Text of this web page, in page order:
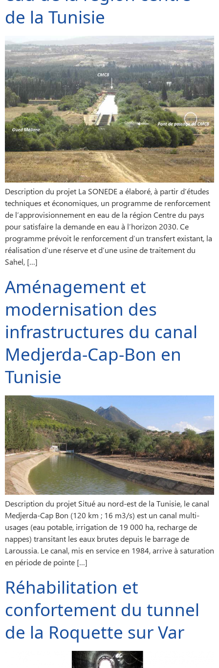
de la Tunisie
Description du projet La SONEDE a élaboré, à partir d’études
techniques et économiques, un programme de renforcement
de l’approvisionnement en eau de la région Centre du pays
pour satisfaire la demande en eau à l’horizon 2030. Ce
programme prévoit le renforcement d’un transfert existant, la
réalisation d’une réserve et d’une usine de traitement du
Sahel, […]
Aménagement et
modernisation des
infrastructures du canal
Medjerda-Cap-Bon en
Tunisie
Description du projet Situé au nord-est de la Tunisie, le canal
Medjerda-Cap Bon (120 km ; 16 m3/s) est un canal multi-
usages (eau potable, irrigation de 19 000 ha, recharge de
nappes) transitant les eaux brutes depuis le barrage de
Laroussia. Le canal, mis en service en 1984, arrive à saturation
en période de pointe […]
Réhabilitation et
confortement du tunnel
de la Roquette sur Var